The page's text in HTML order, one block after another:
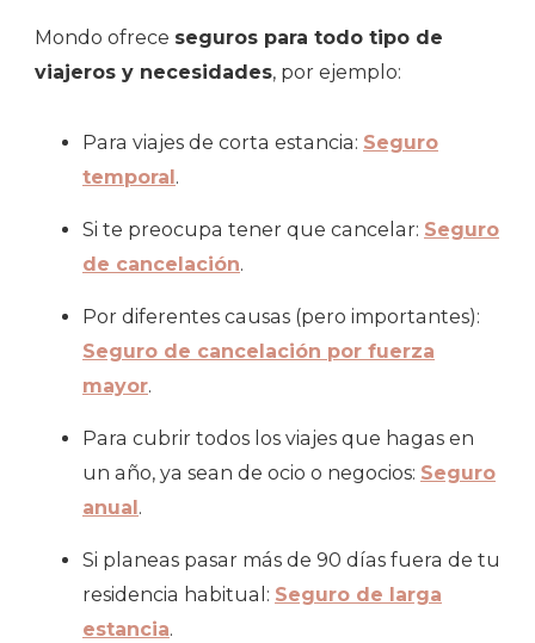
Mondo ofrece seguros para todo tipo de
viajeros y necesidades, por ejemplo:
Para viajes de corta estancia: Seguro
temporal.
Si te preocupa tener que cancelar: Seguro
de cancelación.
Por diferentes causas (pero importantes):
Seguro de cancelación por fuerza
mayor.
Para cubrir todos los viajes que hagas en
un año, ya sean de ocio o negocios: Seguro
anual.
Si planeas pasar más de 90 días fuera de tu
residencia habitual: Seguro de larga
estancia.